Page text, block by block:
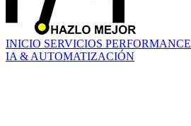
INICIO SERVICIOS PERFORMANCE
IA & AUTOMATIZACIÓN